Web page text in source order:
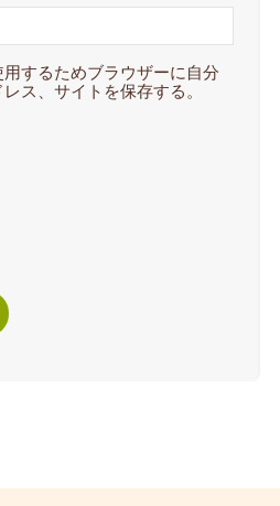
するためブラウザーに自分
ス、サイトを保存する。